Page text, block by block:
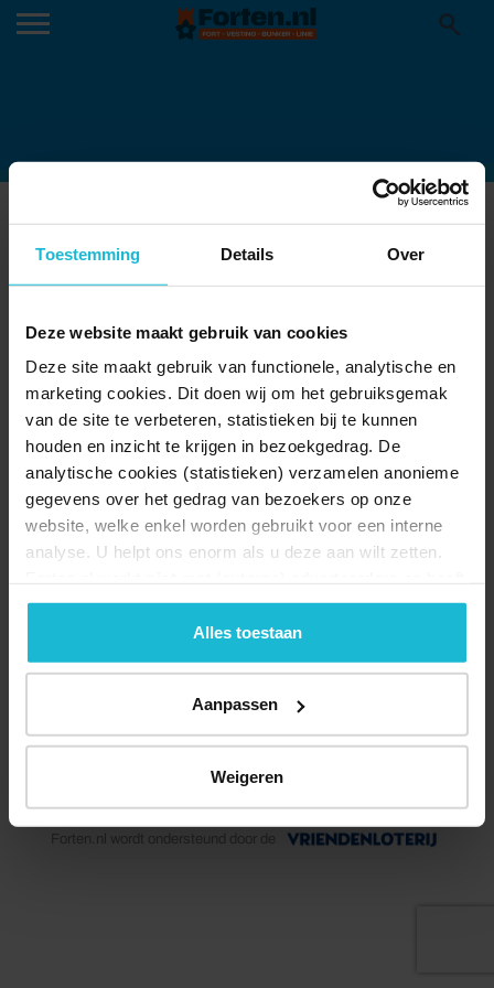
Toestemming Details Over
Deze website maakt gebruik van cookies
Deze site maakt gebruik van functionele, analytische en
marketing cookies. Dit doen wij om het gebruiksgemak
van de site te verbeteren, statistieken bij te kunnen
houden en inzicht te krijgen in bezoekgedrag. De
analytische cookies (statistieken) verzamelen anonieme
gegevens over het gedrag van bezoekers op onze
website, welke enkel worden gebruikt voor een interne
analyse. U helpt ons enorm als u deze aan wilt zetten.
geen commerciële doelstelling. U kunt deze cookies via
de knoppen accepteren, beheren of weigeren.
Alles toestaan
Aanpassen
Weigeren
1200X960_344590122
Deel dit
© 2026 Stichting Forten Nederland
Over ons
Doneer nu Disclaimer
Contact
Forten.nl wordt ondersteund door de